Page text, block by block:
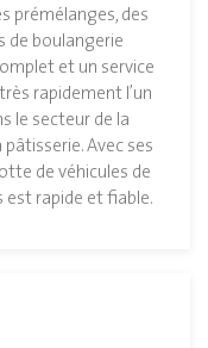
prémélanges, des
de boulangerie
et un service
rapidement l’un
le secteur de la
Avec ses
de véhicules de
est rapide et fiable.